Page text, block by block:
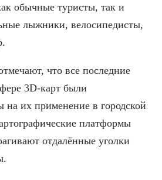
обычные туристы, так и
лыжники, велосипедисты,
что все последние
3D-карт были
на их применение в городской
платформы
отдалённые уголки